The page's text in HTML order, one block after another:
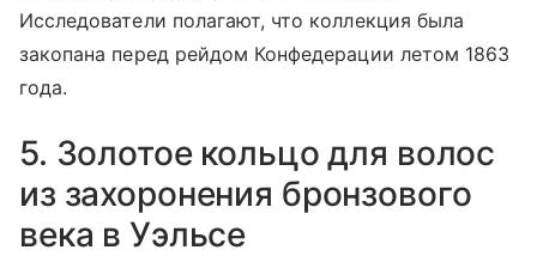
Исследователи полагают, что коллекция была
закопана перед рейдом Конфедерации летом 1863
года.
5. Золотое кольцо для волос
из захоронения бронзового
века в Уэльсе